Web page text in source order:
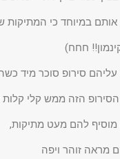
אותם במיוחד כי המתיקות
חחח)
עליהם סירופ סוכר מיד
הזה ממש קלי קלות
מוסיף להם מעט מתיקות,
מראה זוהר ויפה